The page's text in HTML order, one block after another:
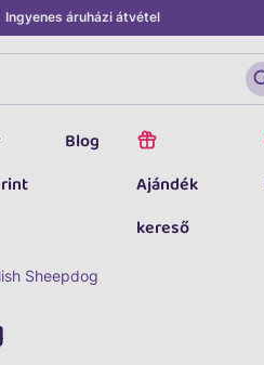
Ingyenes áruházi átvétel
Blog
Ajándék
kereső
Sheepdog